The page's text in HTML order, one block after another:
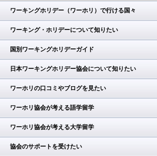
ワーキングホリデー（ワーホリ）で行ける国々
ワーキング・ホリデーについて知りたい
国別ワーキングホリデーガイド
日本ワーキングホリデー協会について知りたい
ワーホリの口コミやブログを見たい
ワーホリ協会が考える語学留学
ワーホリ協会が考える大学留学
協会のサポートを受けたい